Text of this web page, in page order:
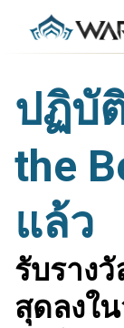
ปฏิบั
the
แล้ว
รับราง
สุดลงใ